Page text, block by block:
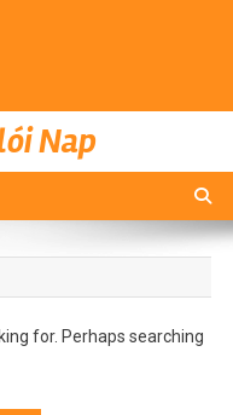
Nap
for. Perhaps searching